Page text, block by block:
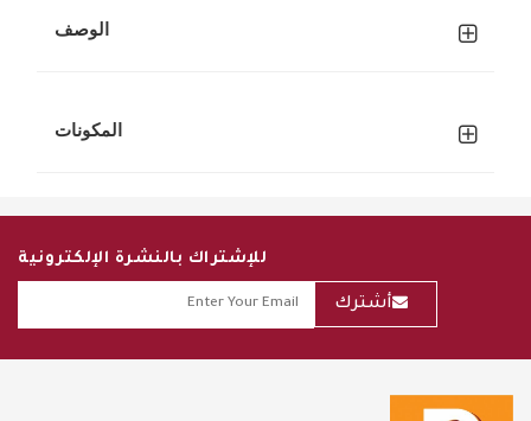
الوصف
المكونات
للإشتراك بالنشرة الإلكترونية
أشترك